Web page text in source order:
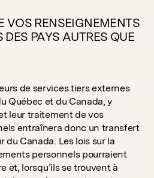
RENSEIGNEMENTS
DES PAYS AUTRES QUE
de services tiers externes
Québec et du Canada, y
leur traitement de vos
entraînera donc un transfert
du Canada. Les lois sur la
personnels pourraient
et, lorsqu’ils se trouvent à